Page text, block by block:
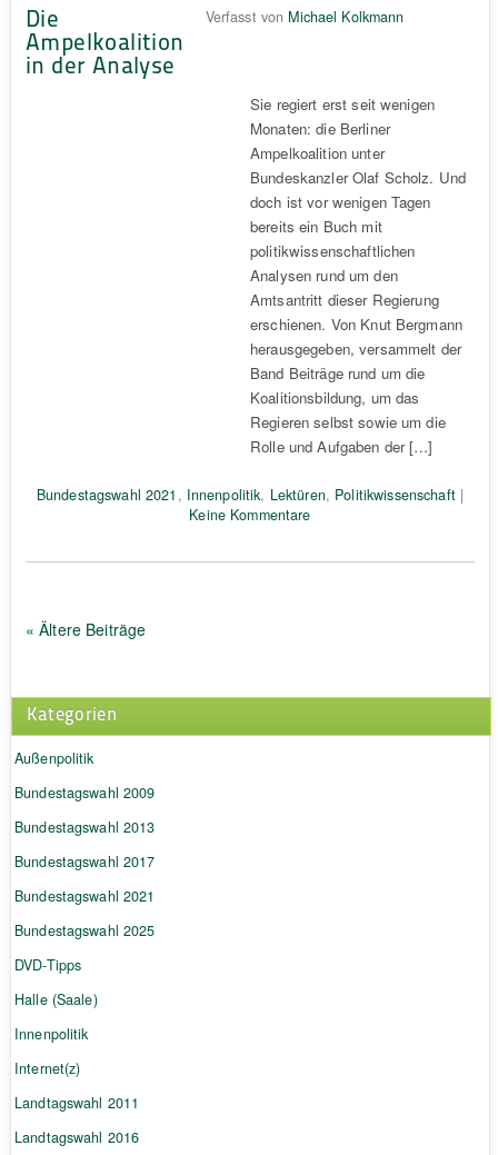
Die
Ampelkoalition
in der Analyse
Verfasst von Michael Kolkmann
Sie regiert erst seit wenigen
Monaten: die Berliner
Ampelkoalition unter
Bundeskanzler Olaf Scholz. Und
doch ist vor wenigen Tagen
bereits ein Buch mit
politikwissenschaftlichen
Analysen rund um den
Amtsantritt dieser Regierung
erschienen. Von Knut Bergmann
herausgegeben, versammelt der
Band Beiträge rund um die
Koalitionsbildung, um das
Regieren selbst sowie um die
Rolle und Aufgaben der […]
Bundestagswahl 2021 , Innenpolitik, Lektüren, Politikwissenschaft|
Keine Kommentare
« Ältere Beiträge
Kategorien
Außenpolitik
Bundestagswahl 2009
Bundestagswahl 2013
Bundestagswahl 2017
Bundestagswahl 2021
Bundestagswahl 2025
DVD-Tipps
Halle (Saale)
Innenpolitik
Internet(z)
Landtagswahl 2011
Landtagswahl 2016